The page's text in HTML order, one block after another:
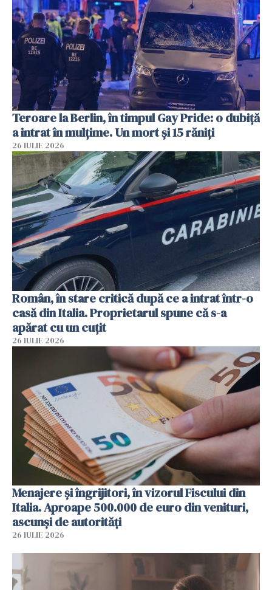
Teroare la Berlin, în timpul Gay Pride: o dubiță
a intrat în mulțime. Un mort și 15 răniți
26 IULIE 2026
Român, în stare critică după ce a intrat într-o
casă din Italia. Proprietarul spune că s-a
apărat cu un cuțit
26 IULIE 2026
Menajere și îngrijitori, în vizorul Fiscului din
Italia. Aproape 500.000 de euro din venituri,
ascunși de autorități
26 IULIE 2026